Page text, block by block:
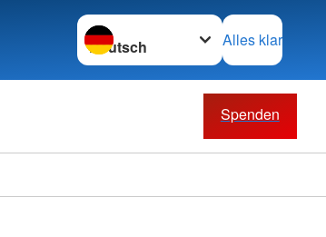
Sprache wechseln zu
Alles klar
Spenden